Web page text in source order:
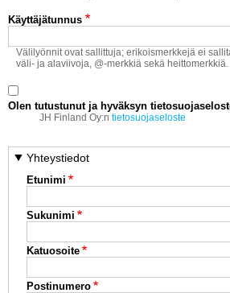
LUE
MEDIATIEDOT
Käyttäjätunnus
Välilyönnit ovat sallittuja; erikoismerkkejä ei
väli- ja alaviivoja, @-merkkiä sekä heittomerkkiä.
Olen tutustunut ja hyväksyn
JH Finland Oy:ntietosuojaseloste
Yhteystiedot
Etunimi
Sukunimi
Katuosoite
Postinumero